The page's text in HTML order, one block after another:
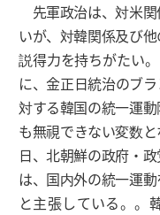
先軍政治は、対米
いが、対韓関係及び
説得力を持ちがたい
に、金正日統治のブ
対する韓国の統一運
も無視できない変数
日、北朝鮮の政府・
は、国内外の統一運
と主張している。。